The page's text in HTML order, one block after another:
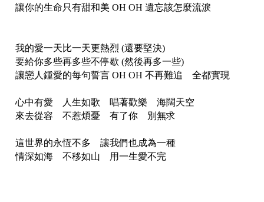
讓你的生命只有甜和美 OH OH 遺忘該怎麼流淚
我的愛一天比一天更熱烈 (還要堅決)
要給你多些再多些不停歇 (然後再多一些)
讓戀人鍾愛的每句誓言 OH OH 不再難追 全都實現
心中有愛 人生如歌 唱著歡樂 海闊天空
來去從容 不惹煩憂 有了你 別無求
這世界的永恆不多 讓我們也成為一種
情深如海 不移如山 用一生愛不完